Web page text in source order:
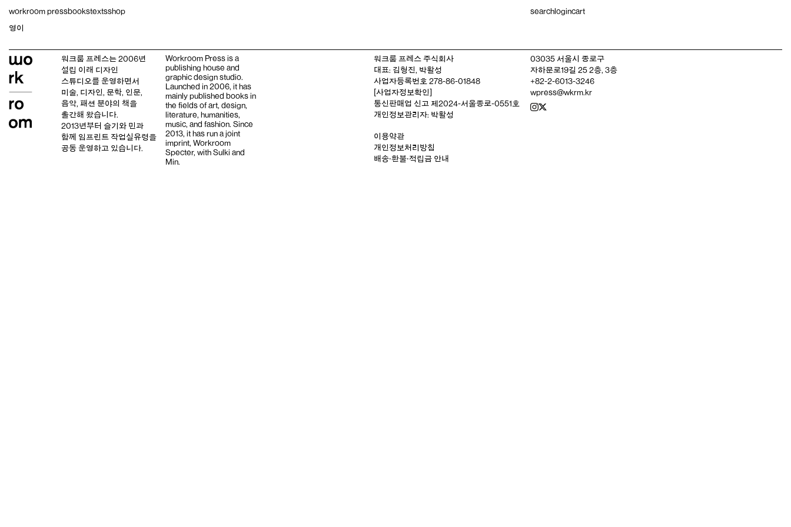
content
workroom pressbookstextsshop searchlogincart
영이
워크룸 프레스는 2006년
설립 이래 디자인
스튜디오를 운영하면서
미술, 디자인, 문학, 인문,
음악, 패션 분야의 책을
출간해 왔습니다.
2013년부터 슬기와 민과
함께 임프린트 작업실유령을
공동 운영하고 있습니다.
Workroom Press is a
publishing house and
graphic design studio.
Launched in 2006, it has
mainly published books in
the fields of art, design,
literature, humanities,
music, and fashion. Since
2013, it has run a joint
imprint, Workroom
Specter, with Sulki and
Min.
워크룸 프레스 주식회사
대표: 김형진, 박활성
사업자등록번호 278-86-01848
[사업자정보확인]
통신판매업 신고 제2024-서울종로-0551호
개인정보관리자: 박활성
이용약관
개인정보처리방침
배송‧환불‧적립금 안내
03035 서울시 종로구
자하문로19길 25 2층, 3층
+82-2-6013-3246
wpress@wkrm.kr